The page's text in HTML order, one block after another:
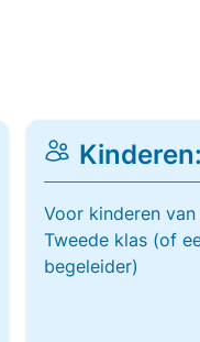
Voor kinderen
Tweede klas (of
begeleider)